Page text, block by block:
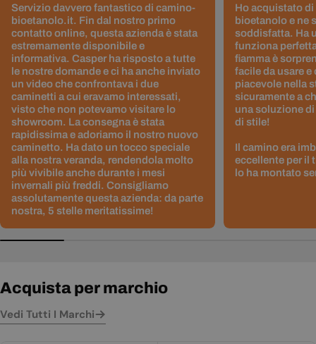
Servizio davvero fantastico di camino-
bioetanolo.it. Fin dal nostro primo
contatto online, questa azienda è stata
estremamente disponibile e
informativa. Casper ha risposto a tutte
le nostre domande e ci ha anche inviato
un video che confrontava i due
caminetti a cui eravamo interessati,
visto che non potevamo visitare lo
showroom. La consegna è stata
rapidissima e adoriamo il nostro nuovo
caminetto. Ha dato un tocco speciale
alla nostra veranda, rendendola molto
più vivibile anche durante i mesi
invernali più freddi. Consigliamo
assolutamente questa azienda: da parte
nostra, 5 stelle meritatissime!
Ho acquistato di
bioetanolo e ne
soddisfatta. Ha
funziona
fiamma è
facile da usare e
piacevole nella
sicuramente a
una soluzione
di stile!
Il camino era
eccellente per il
lo ha montato
Acquista per marchio
Vedi Tutti I Marchi